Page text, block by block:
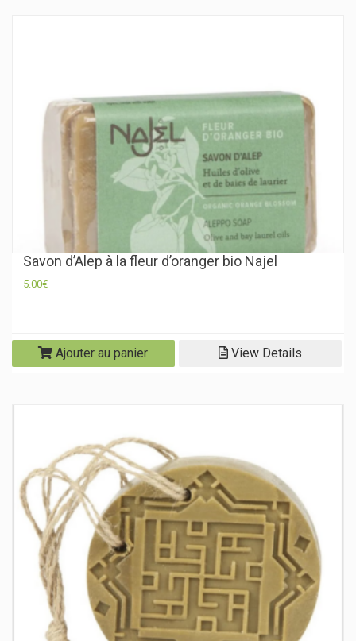
Savon d’Alep à la fleur d’oranger bio Najel
5.00€
Ajouter au panier View Details